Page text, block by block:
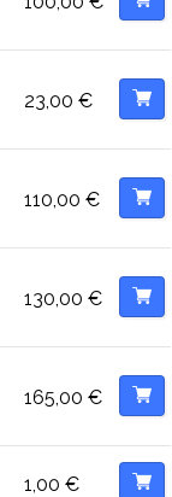
23,00 €
110,00 €
130,00 €
165,00 €
1,00 €